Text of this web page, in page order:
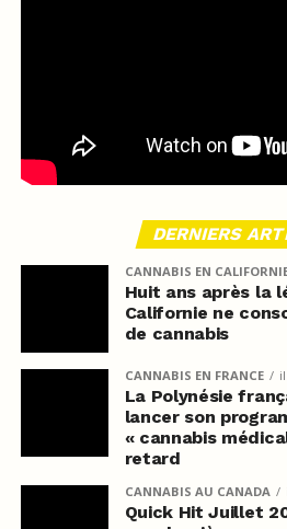
DERNIERS
CANNABIS EN
Huit ans après la
Californie ne
de cannabis
CANNABIS EN FRANCE
La Polynésie
lancer son
« cannabis
retard
CANNABIS AU CANADA
Quick Hit Juillet